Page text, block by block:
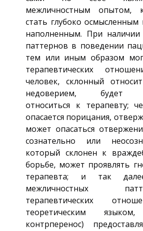
межличностным опытом,
стать глубоко
наполненным. При
паттернов в поведении
тем или иным образом
терапевтических
человек, склонный
недоверием, будет
относиться к терапевту;
опасается порицания,
может опасаться
сознательно или
который склонен к
борьбе, может проявлять
терапевта; и так
межличностных
терапевтических
теоретическим
контрперенос)